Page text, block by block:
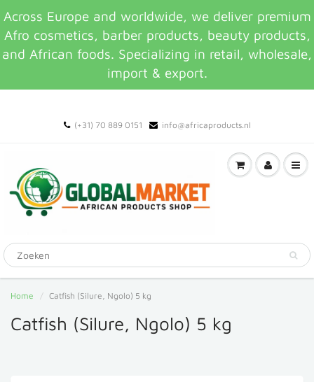
Across Europe and worldwide, we deliver premium
Afro cosmetics, barber products, beauty products,
and African foods. Specializing in retail, wholesale,
import & export.
(+31) 70 889 0151 info@africaproducts.nl
Home Catfish (Silure, Ngolo) 5 kg
Catfish (Silure, Ngolo) 5 kg